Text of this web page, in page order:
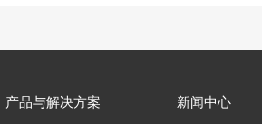
产品与解决方案 新闻中心